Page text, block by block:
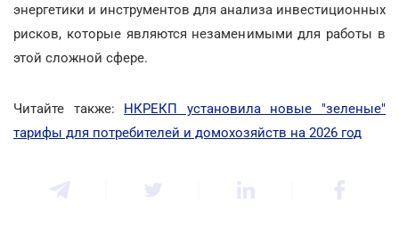
энергетики и инструментов для анализа инвестиционных
рисков, которые являются незаменимыми для работы в
этой сложной сфере.
Читайте также: НКРЕКП установила новые "зеленые"
тарифы для потребителей и домохозяйств на 2026 год